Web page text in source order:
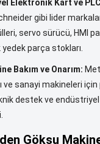
Elektronik Kart ve
gibi lider
servo sürücü, HMI
parça stokları.
Bakım ve Onarım:
ve sanayi makineleri için
destek ve
Göksu